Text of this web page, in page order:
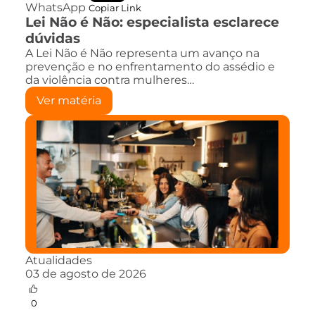
WhatsApp Copiar Link
Lei Não é Não: especialista esclarece
dúvidas
A Lei Não é Não representa um avanço na
prevenção e no enfrentamento do assédio e
da violência contra mulheres…
Ver matéria
Atualidades
03 de agosto de 2026
0